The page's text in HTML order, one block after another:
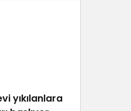
yıkılanlara